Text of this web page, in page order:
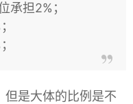
承担2%；
但是大体的比例是不